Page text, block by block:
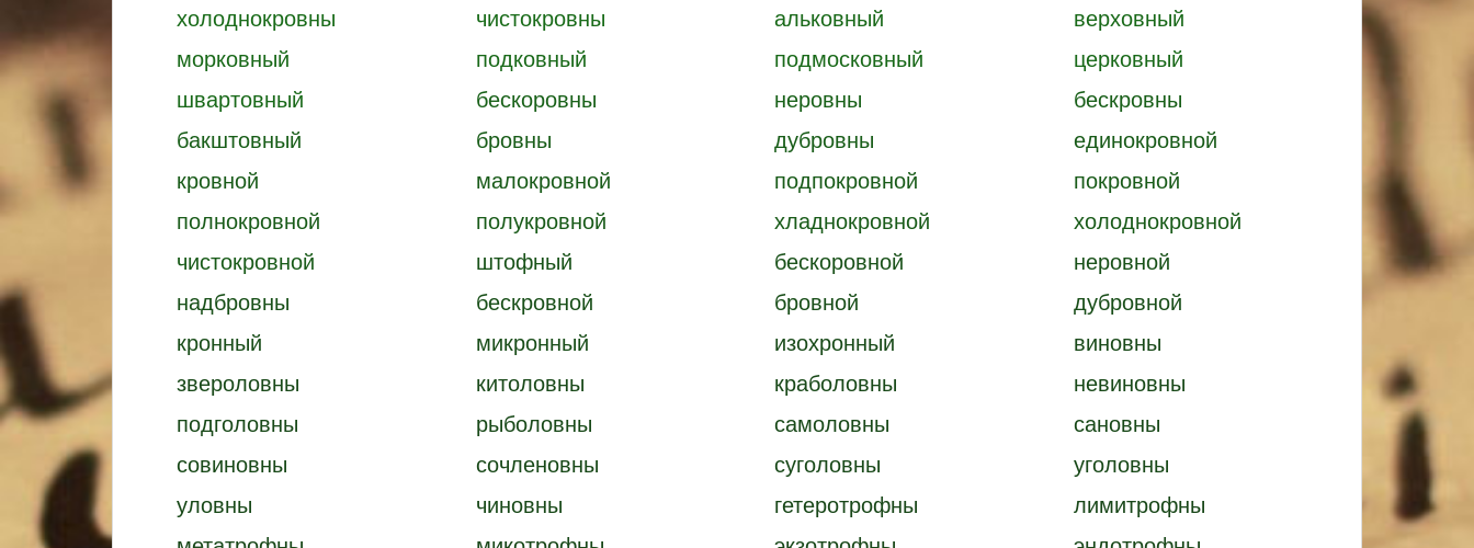
холоднокровны
чистокровны альковный
верховный
морковный
подковный подмосковный
церковный
швартовный
бескоровны неровны
бескровны
бакштовный
бровны дубровны
единокровной
кровной
малокровной подпокровной
покровной
полнокровной
полукровной хладнокровной
холоднокровной
чистокровной
штофный бескоровной
неровной
надбровны
бескровной бровной
дубровной
кронный
микронный изохронный
виновны
звероловны
китоловны краболовны
невиновны
подголовны
рыболовны самоловны
сановны
совиновны
сочленовны суголовны
уголовны
уловны
чиновны гетеротрофны
лимитрофны